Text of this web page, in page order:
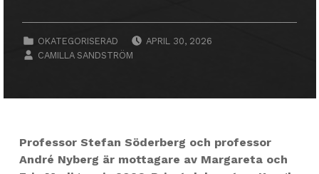
CATEGORIZED IN:
OKATEGORISERAD APRIL 30, 2026
CAMILLA SANDSTRÖM
Professor Stefan Söderberg och professor
André Nyberg är mottagare av Margareta och